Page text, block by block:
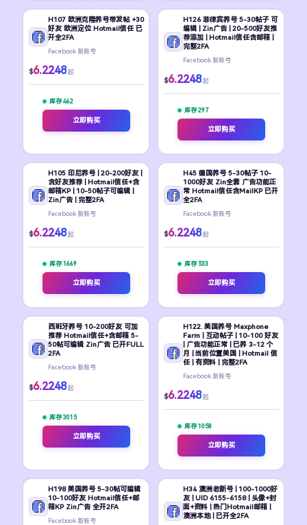
H107 欧洲克隆养号带发帖 +30
好友 欧洲定位 Hotmail信任 已
开全2FA
Facebook 新账号
$6.2248 起
库存 462
立即购买
H126 菲律宾养号 5-30帖子 可
编辑 | Zin广告 | 20-500好友推
荐添加 | Hotmail信任含邮箱 |
完整2FA
Facebook 新账号
$6.2248 起
库存 297
立即购买
H105 印尼养号 | 20-200好友 |
含好友推荐 | Hotmail信任+含
邮箱KP | 10-50帖子可编辑 |
Zin广告 | 完整2FA
Facebook 新账号
$6.2248 起
库存 1669
立即购买
H45 德国养号 5-30帖子 10-
1000好友 Zin全套 广告功能正
常 Hotmail信任含MailKP 已开
全2FA
Facebook 新账号
$6.2248 起
库存 533
立即购买
西班牙养号 10-200好友 可加
推荐 Hotmail信任+含邮箱 5-
50帖可编辑 Zin广告 已开FULL
2FA
Facebook 新账号
$6.2248 起
库存 3015
立即购买
H122. 美国养号 Maxphone
Farm | 互动帖子 | 10-100 好友
| 广告功能正常 | 已养 3-12 个
月 | 当前位置美国 | Hotmail 信
任 | 有资料 | 完整2FA
Facebook 新账号
$6.2248 起
库存 1058
立即购买
H198 美国养号 5-30帖可编辑
10-100好友 Hotmail信任+邮
箱KP Zin广告 全开2FA
Facebook 新账号
H34 澳洲老新号 | 100-1000好
友 | UID 6155-6158 | 头像+封
面+资料 | 热门Hotmail邮箱 |
澳洲本地 | 已开全2FA